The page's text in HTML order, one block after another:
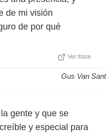
de mi visión
de por qué
Ver frase
Gus Van Sant
gente y que se
y especial para